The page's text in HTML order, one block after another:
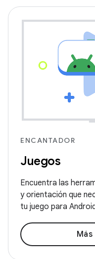
ENCANTADOR
Juegos
Encuentra las
y orientación que
tu juego para